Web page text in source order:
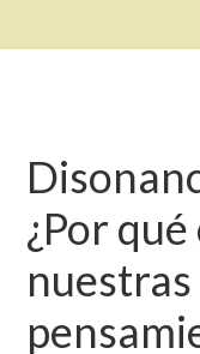
¿Por